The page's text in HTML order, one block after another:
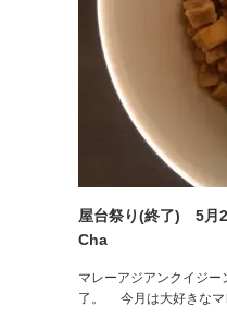
屋台祭り(終了) 5月
Cha
マレーアジアンクイジ
了。 今月は大好きな